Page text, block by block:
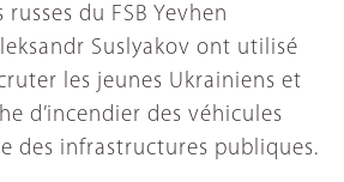
du FSB Yevhen
Suslyakov ont utilisé
les jeunes Ukrainiens et
d’incendier des véhicules
des infrastructures publiques.